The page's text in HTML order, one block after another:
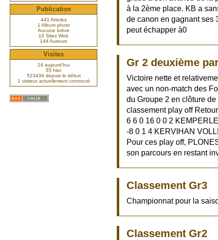
à la 2ème place. KB a
de canon en gagnant ses
peut échapper à0
Gr 2 deuxième
Victoire nette et
avec un non-match des
du Groupe 2 en clôture
classement play off
6 6 0 16 0 0 2
-8 0 1 4 KERVIHAN
Pour ces play off,
son parcours en restant
Classement Gr3
Championnat pour la
Classement Gr2
Publication
441 Articles
1 Album photo
Aucune brève
10 Sites Web
144 Auteurs
Visites
24 aujourd’hui
55 hier
523434 depuis le début
1 visiteur actuellement connecté